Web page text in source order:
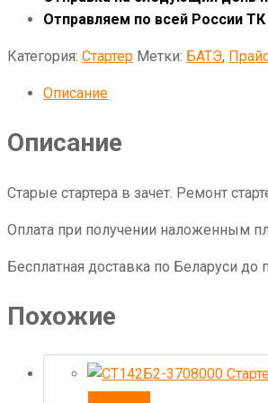
Отправляем по всей России
Категория: Стартер Метки: БАТЭ,
Описание
Описание
Старые стартера в зачет. Ремонт
Оплата при получении наложенным
Бесплатная доставка по Беларуси до
Похожие